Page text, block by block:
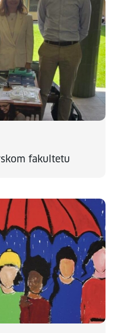
fakultetu